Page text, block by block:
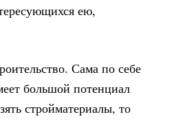
ею,
Сама по себе
большой потенциал
стройматериалы, то